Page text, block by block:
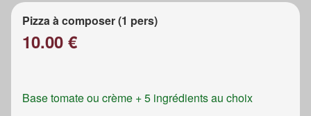
Pizza à composer (1 pers)
10.00 €
Base tomate ou crème + 5 ingrédients au choix